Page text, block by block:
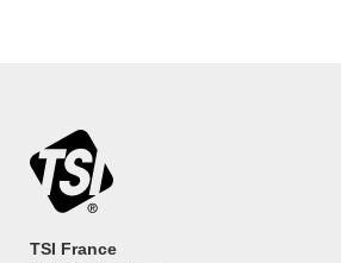
TSI France